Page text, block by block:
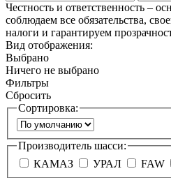
Честность и ответственность –
соблюдаем все обязательства,
налоги и гарантируем
Вид отображения:
Выбрано
Ничего не выбрано
Фильтры
Сбросить
Сортировка:
Производитель шасси:
КАМАЗ
УРАЛ FAW